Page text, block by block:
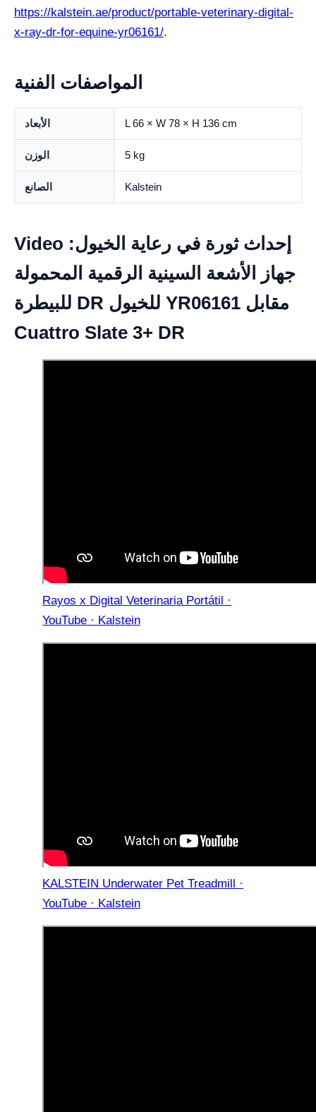
https://kalstein.ae/product/portable-veterinary-digital-
x-ray-dr-for-equine-yr06161/.
المواصفات الفنية
الأبعاد L 66 × W 78 × H 136 cm
الوزن 5 kg
الصانع Kalstein
Video إحداث ثورة في رعاية الخيول:
جهاز الأشعة السينية الرقمية المحمولة
للبيطرة DR للخيول YR06161 مقابل
Cuattro Slate 3+ DR
Rayos x Digital Veterinaria Portátil ·
YouTube · Kalstein
KALSTEIN Underwater Pet Treadmill ·
YouTube · Kalstein